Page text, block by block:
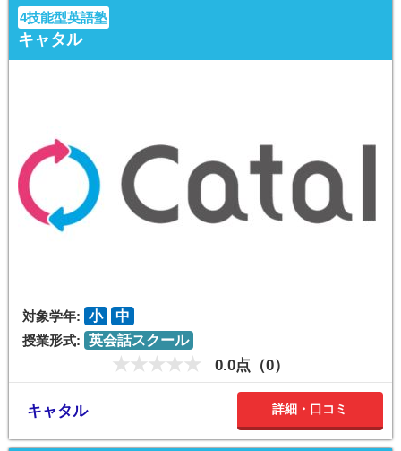
4技能型英語塾
キャタル
対象学年: 小
中
授業形式: 英会話スクール
0.0点（0）
キャタル 詳細・口コミ